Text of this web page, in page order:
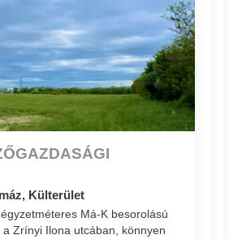
Külterület
Má-K besorolású
Zrínyi Ilona utcában, könnyen